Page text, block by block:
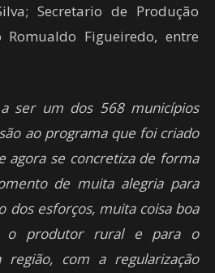
Secretario de Produção
Figueiredo, entre
a ser um dos 568 municípios
ao programa que foi criado
agora se concretiza de forma
de muita alegria para
dos esforços, muita coisa boa
o produtor rural e para o
região, com a regularização